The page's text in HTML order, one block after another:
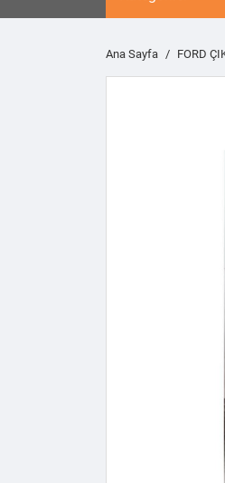
Ana Sayfa FORD